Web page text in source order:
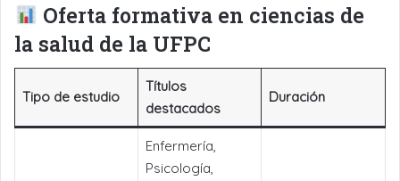
Oferta formativa en ciencias de
la salud de la UFPC
Tipo de estudio
Títulos
destacados
Duración
Enfermería,
Psicología,